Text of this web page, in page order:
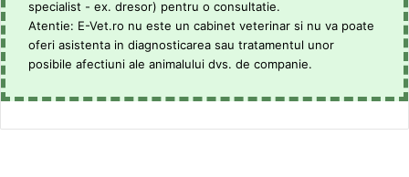
specialist - ex. dresor) pentru o consultatie.
Atentie: E-Vet.ro nu este un cabinet veterinar si nu va poate
oferi asistenta in diagnosticarea sau tratamentul unor
posibile afectiuni ale animalului dvs. de companie.